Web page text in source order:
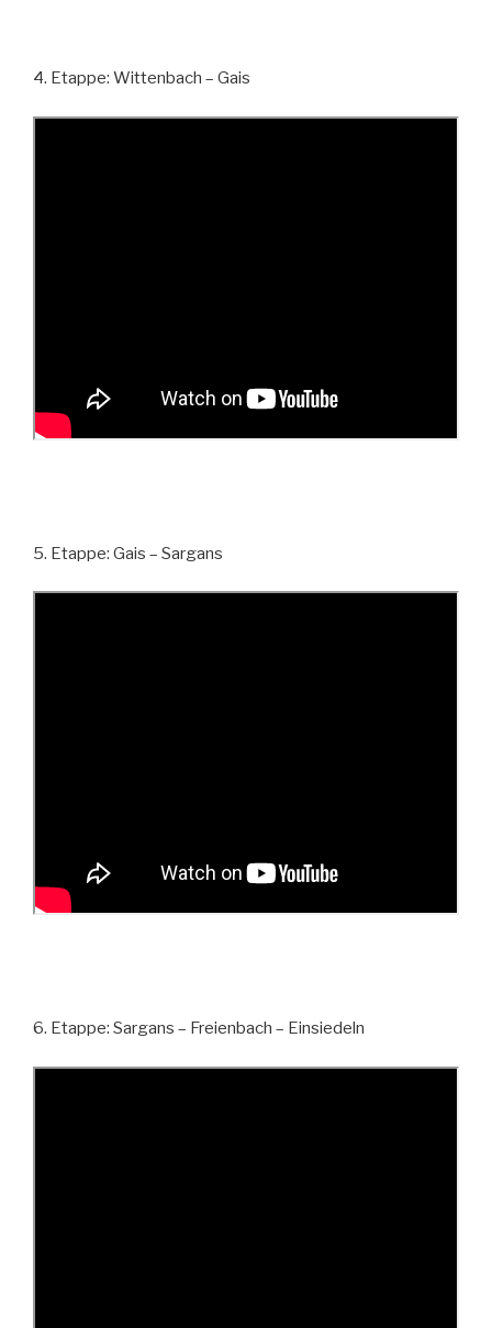
4. Etappe: Wittenbach – Gais
5. Etappe: Gais – Sargans
6. Etappe: Sargans – Freienbach – Einsiedeln